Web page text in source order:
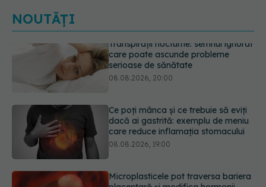
NOUTĂȚI
Ce poți mânca și ce trebuie să eviți
dacă ai gastrită: exemplu de meniu
care reduce inflamația stomacului
Microplasticele pot traversa bariera
placentară și modifica hormonii
08.08.2026, 18:00